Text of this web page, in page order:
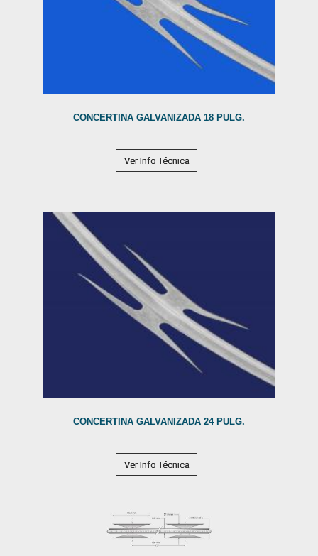
CONCERTINA GALVANIZADA 18 PULG.
Ver Info Técnica
CONCERTINA GALVANIZADA 24 PULG.
Ver Info Técnica